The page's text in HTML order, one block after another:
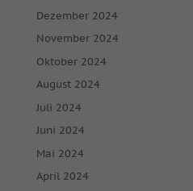
Dezember 2024
November 2024
Oktober 2024
August 2024
Juli 2024
Juni 2024
Mai 2024
April 2024